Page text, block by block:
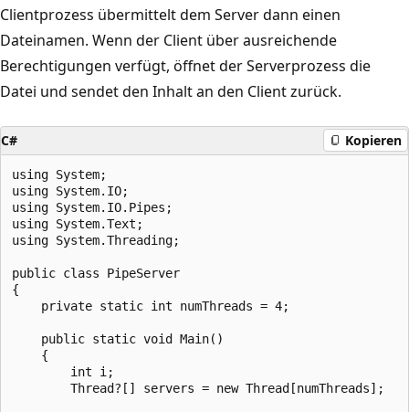
Clientprozess übermittelt dem Server dann einen
Dateinamen. Wenn der Client über ausreichende
Berechtigungen verfügt, öffnet der Serverprozess die
Datei und sendet den Inhalt an den Client zurück.
C# Kopieren
using System;
using System.IO;
using System.IO.Pipes;
using System.Text;
using System.Threading;
public class PipeServer
{
    private static int numThreads = 4;
    public static void Main()
    {
        int i;
        Thread?[] servers = new Thread[numThreads];